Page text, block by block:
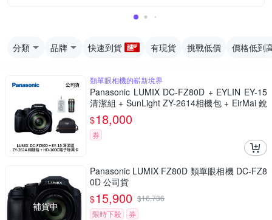
分類 品牌 快速到貨 有現貨 挑戰低價 價格低到
類單眼相機的嶄新境界
Panasonic LUMIX DC-FZ80D + EYLIN EY-15
清潔組 + SunLight ZY-2614相機包 + EirMai 銳
瑪 HD-100C電子除濕卡 FZ80D (公司貨)
$18,000
券
補貨中
Panasonic LUMIX FZ80D 類單眼相機 DC-FZ8
0D 公司貨
$15,900 $16,736
限時下殺
券